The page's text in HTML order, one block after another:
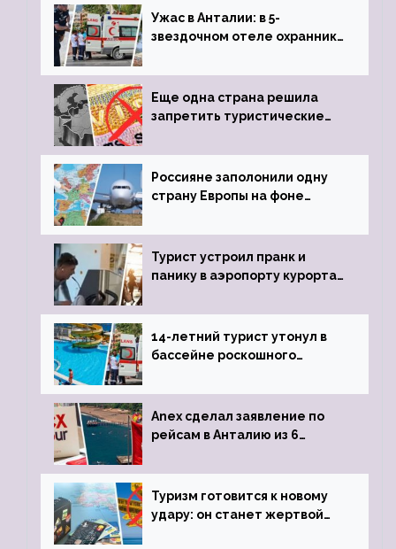
Ужас в Анталии: в 5-
звездочном отеле охранник
пистолета
Еще одна страна решила
запретить туристические
Россияне заполонили одну
страну Европы на фоне
виз
Турист устроил пранк и
панику в аэропорту курорта,
задержке рейса
14-летний турист утонул в
бассейне роскошного
Anex сделал заявление по
рейсам в Анталию из 6
Туризм готовится к новому
удару: он станет жертвой